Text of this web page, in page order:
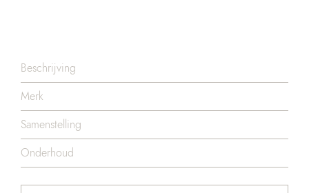
Beschrijving
Merk
Samenstelling
Onderhoud